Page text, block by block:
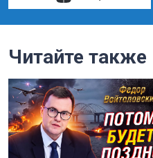
Читайте также